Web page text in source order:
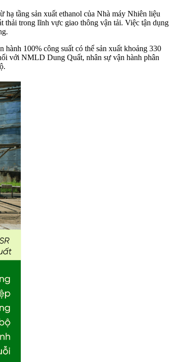
hạ tầng sản xuất ethanol của Nhà máy Nhiên liệu
thải trong lĩnh vực giao thông vận tải. Việc tận dụng
100% công suất có thể sản xuất khoảng 330
với NMLD Dung Quất, nhân sự vận hành phân